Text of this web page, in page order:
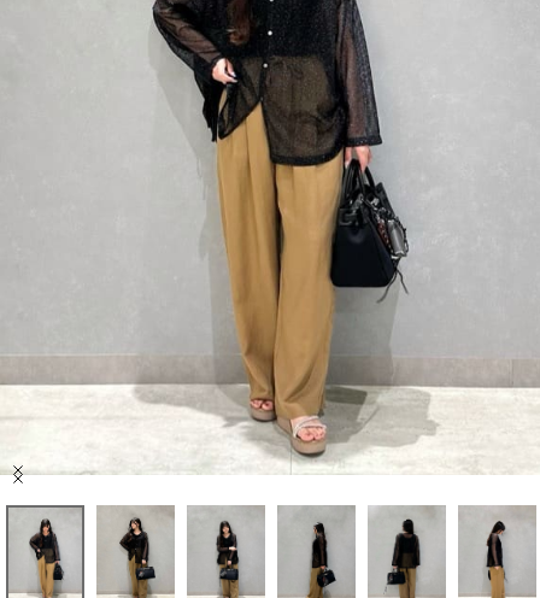
ご利用ガイド/ヘルプ
Item